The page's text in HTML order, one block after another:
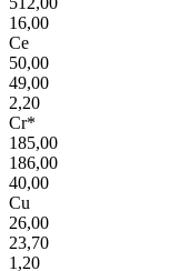
16,00
Ce
50,00
49,00
2,20
Cr*
185,00
186,00
40,00
Cu
26,00
23,70
1,20